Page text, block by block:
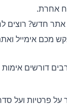
חדש? רוצים
מכם אימייל
דורשים אימות
פרטיות ועל